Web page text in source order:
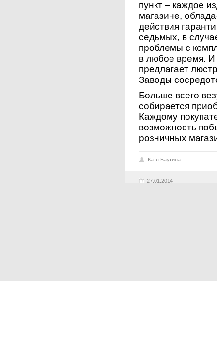
пункт – каждое
магазине,
действия
седьмых, в
проблемы с
в любое время. И
предлагает
Заводы
Больше всего
собирается
Каждому
возможность
розничных
27.01.2014
Катя Баутина